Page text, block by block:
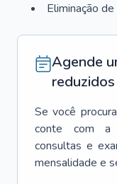
Eliminação
Agende
reduzidos
Se você
conte com a
consultas e
mensalidade e